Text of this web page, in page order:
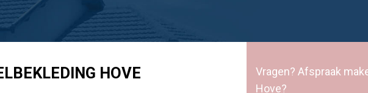
HOVE
Vragen? Afspraak
Hove?